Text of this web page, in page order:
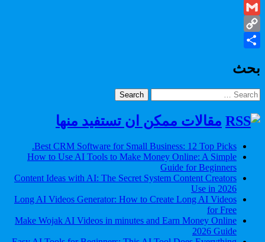
Twitter
Gmail
Copy
بحث
Search
for:
مقالات ممكن ان تستفيد منها
Best CRM Software for Small Business: 12 Top Picks.
How to Use AI Tools to Make Money Online: A Simple
Guide for Beginners
Content Ideas with AI: The Secret System Content Creators
Use in 2026
Long AI Videos Generator: How to Create Long AI Videos
for Free
Make Wojak AI Videos in minutes and Earn Money Online
2026 Guide